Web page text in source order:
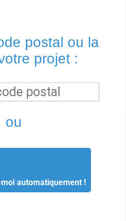
postal ou la
projet :
ou
automatiquement !